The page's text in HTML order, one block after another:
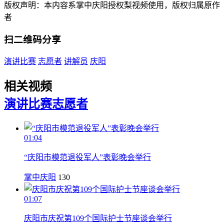
版权声明：本内容系掌中庆阳授权梨视频使用，版权归属原作
者
扫二维码分享
演讲比赛 志愿者 讲解员 庆阳
相关视频
演讲比赛志愿者
01:04
“庆阳市模范退役军人”表彰晚会举行
掌中庆阳 130
01:07
庆阳市庆祝第109个国际护士节座谈会举行